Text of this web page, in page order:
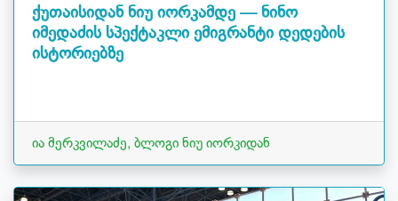
ქუთაისიდან ნიუ იორკამდე — ნინო
იმედაძის სპექტაკლი ემიგრანტი დედების
ისტორიებზე
ია მერკვილაძე, ბლოგი ნიუ იორკიდან